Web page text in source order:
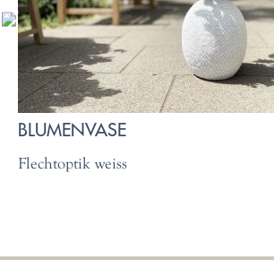
BLUMENVASE
Flechtoptik weiss